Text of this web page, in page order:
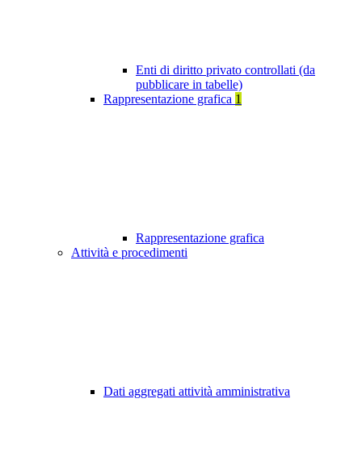
Enti di diritto privato controllati (da
pubblicare in tabelle)
Rappresentazione grafica 1
Rappresentazione grafica
Attività e procedimenti
Dati aggregati attività amministrativa